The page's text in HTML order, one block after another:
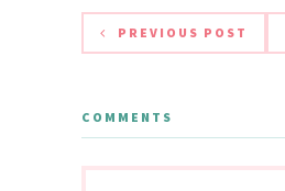
PREVIOUS POST
COMMENTS